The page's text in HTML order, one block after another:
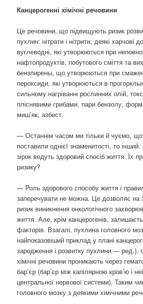
Канцерогенні хімічні речовини
Це речовини, що підвищують ризик
пухлин: нітрати і нітрити, деякі харчові
вуглеводні, які утворюються при
нафтопродуктів, побутового сміття та
бензпирены, що утворюються при
пероксиди, які утворюються в
сильному нагріванні рослинних олій,
пліснявими грибами, пари бензолу,
миш’як, азбест.
— Останнім часом ми тільки й чуємо, що
поставили однієї знаменитості, то
зірок ведуть здоровий спосіб життя. Їх
ризику?
— Роль здорового способу життя і
заперечувати не можна. Це дозволяє на
ризик виникнення онкологічного
життя. Але, крім канцерогенів,
факторів. Взагалі, пухлина головного
найпоказовіший приклад у плані
зародження і розвитку пухлини — ред.),
хімічні речовини проникають через
бар’єр (бар’єр між капілярною кров’ю і
центральної нервової системи). Таким
головного мозку з деякими хімічними